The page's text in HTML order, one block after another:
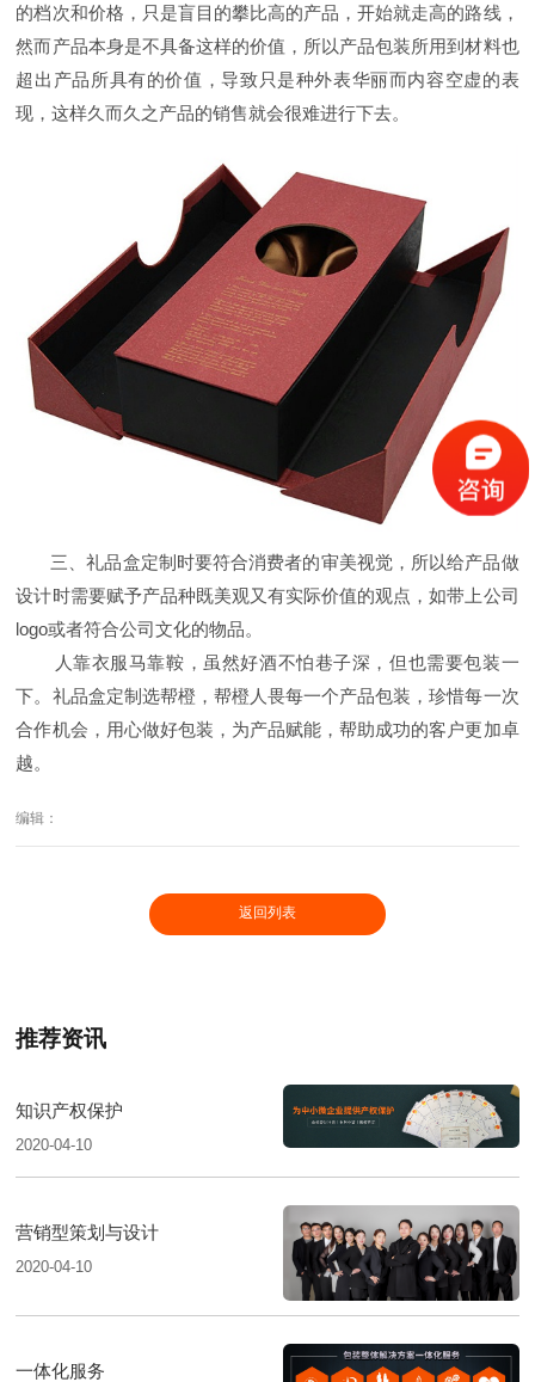
的档次和价格，只是盲目的攀比高的产品，开始就走高的路线，
然而产品本身是不具备这样的价值，所以产品包装所用到材料也
超出产品所具有的价值，导致只是种外表华丽而内容空虚的表
现，这样久而久之产品的销售就会很难进行下去。
三、礼品盒定制时要符合消费者的审美视觉，所以给产品做
设计时需要赋予产品种既美观又有实际价值的观点，如带上公司
logo或者符合公司文化的物品。
人靠衣服马靠鞍，虽然好酒不怕巷子深，但也需要包装一
下。礼品盒定制选帮橙，帮橙人畏每一个产品包装，珍惜每一次
合作机会，用心做好包装，为产品赋能，帮助成功的客户更加卓
越。
编辑：
返回列表
推荐资讯
知识产权保护
2020-04-10
营销型策划与设计
2020-04-10
一体化服务